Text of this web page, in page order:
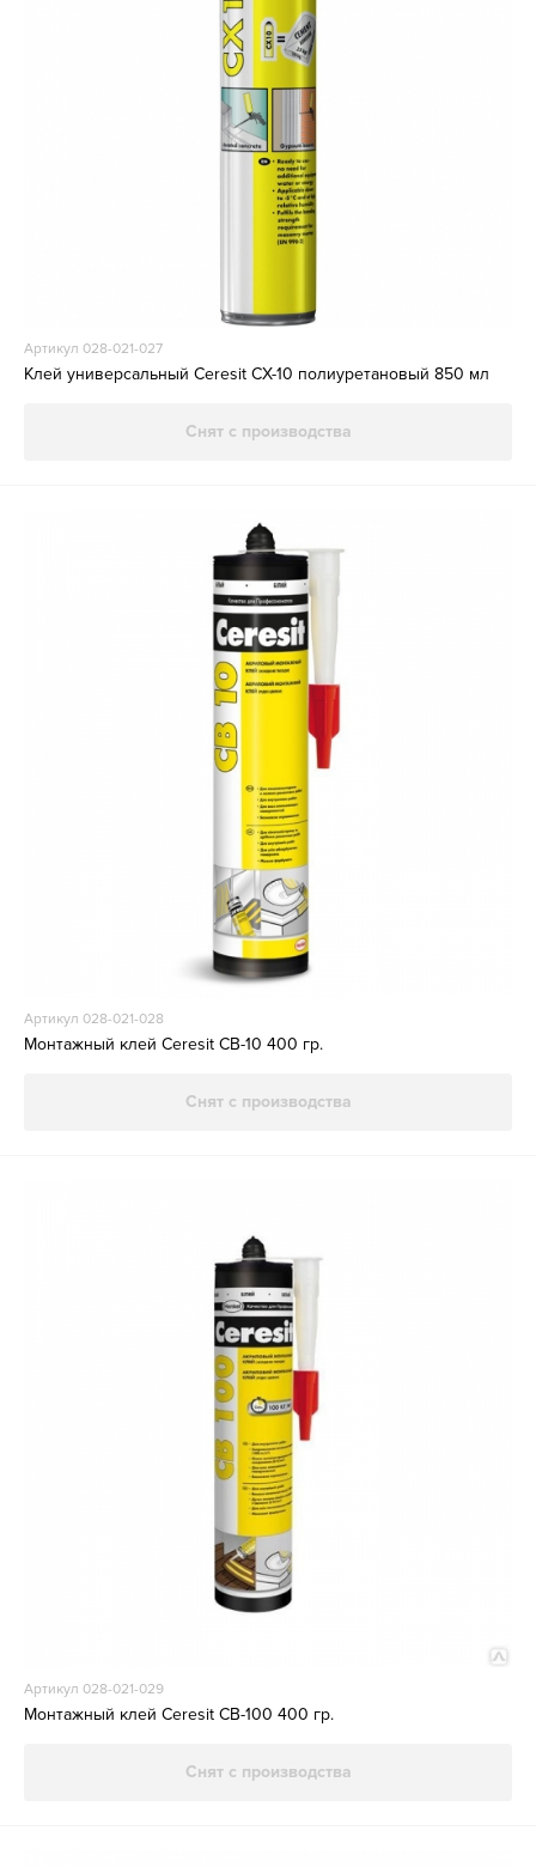
Артикул 028-021-027
Клей универсальный Ceresit CX-10 полиуретановый 850 мл
Снят с производства
Артикул 028-021-028
Монтажный клей Ceresit CB-10 400 гр.
Снят с производства
Артикул 028-021-029
Монтажный клей Ceresit CB-100 400 гр.
Снят с производства